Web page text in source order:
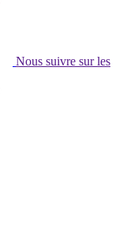
Nous suivre sur les